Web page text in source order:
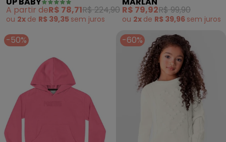
(Bege)
A partir deR$ 78,71R$ 224,90
ou 2x de R$ 39,35 sem juros
Moletom Felpado (Bege)
R$ 79,92R$ 99,90
ou 2x de R$ 39,96 sem juros
-50% -60%